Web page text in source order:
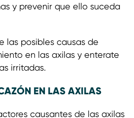
y prevenir que ello suceda
las posibles causas de
en las axilas y enterate
irritadas.
EN LAS AXILAS
causantes de las axilas